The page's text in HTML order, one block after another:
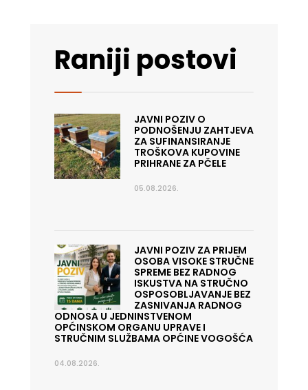
Raniji postovi
JAVNI POZIV O
PODNOŠENJU ZAHTJEVA
ZA SUFINANSIRANJE
TROŠKOVA KUPOVINE
PRIHRANE ZA PČELE
05.08.2026.
JAVNI POZIV ZA PRIJEM
OSOBA VISOKE STRUČNE
SPREME BEZ RADNOG
ISKUSTVA NA STRUČNO
OSPOSOBLJAVANJE BEZ
ZASNIVANJA RADNOG
ODNOSA U JEDNINSTVENOM
OPĆINSKOM ORGANU UPRAVE I
STRUČNIM SLUŽBAMA OPĆINE VOGOŠĆA
04.08.2026.